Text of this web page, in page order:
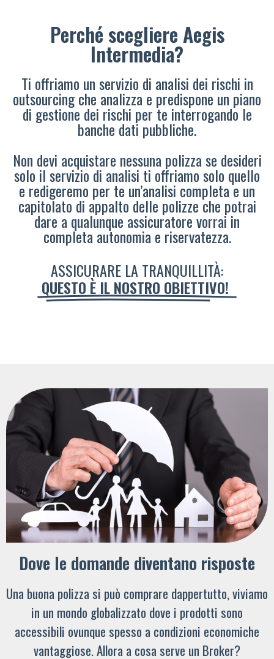
Perché scegliere Aegis
Intermedia?
Ti offriamo un servizio di analisi dei rischi in
outsourcing che analizza e predispone un piano
di gestione dei rischi per te interrogando le
banche dati pubbliche.
Non devi acquistare nessuna polizza se desideri
solo il servizio di analisi ti offriamo solo quello
e redigeremo per te un’analisi completa e un
capitolato di appalto delle polizze che potrai
dare a qualunque assicuratore vorrai in
completa autonomia e riservatezza.
ASSICURARE LA TRANQUILLITÀ:
QUESTO È IL NOSTRO OBIETTIVO!
Dove le domande diventano risposte
Una buona polizza si può comprare dappertutto, viviamo
in un mondo globalizzato dove i prodotti sono
accessibili ovunque spesso a condizioni economiche
vantaggiose. Allora a cosa serve un Broker?